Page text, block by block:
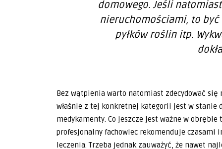
domowego. Jeśli
nieruchomościami, to
pyłków roślin itp.
Bez wątpienia warto natomiast zdecydować
właśnie z tej konkretnej kategorii jest w stanie
medykamenty. Co jeszcze jest ważne w
profesjonalny fachowiec rekomenduje czasami
leczenia. Trzeba jednak zauważyć, że nawet